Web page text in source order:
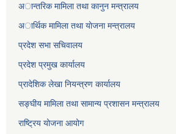
अान्तरिक मामिला तथा कानुन मन्त्रालय
अार्थिक मामिला तथा याेजना मन्त्रालय
प्रदेश सभा सचिवालय
प्रदेश प्रमुख कार्यालय
प्रादेशिक लेखा नियन्त्रण कार्यालय
सङ्‍घीय मामिला तथा सामान्य प्रशासन मन्त्रालय
राष्ट्रिय योजना आयोग